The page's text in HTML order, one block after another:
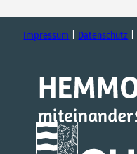
Impressum Datenschutz